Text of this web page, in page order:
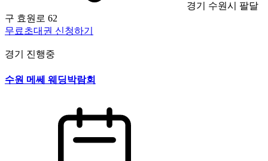
경기 수원시 팔달
구 효원로 62
무료초대권 신청하기
경기 진행중
수원 메쎄 웨딩박람회